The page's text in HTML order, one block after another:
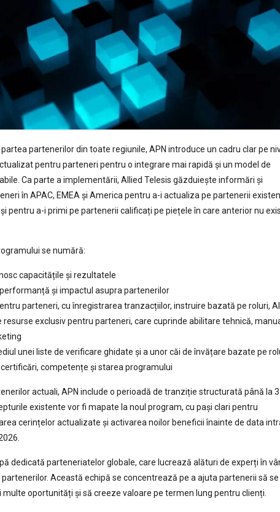
partenerilor din toate regiunile, APN introduce un cadru clar pe
pentru parteneri pentru o integrare mai rapidă și un model de
Ca parte a implementării, Allied Telesis găzduiește informări și
în APAC, EMEA și America pentru a-i actualiza pe partenerii
pentru a-i primi pe partenerii calificați pe piețele în care anterior nu
se numără:
capacitățile și rezultatele
și impactul asupra partenerilor
parteneri, cu înregistrarea tranzacțiilor, instruire bazată pe roluri,
resurse exclusiv pentru parteneri, care cuprinde abilitare tehnică,
unei liste de verificare ghidate și a unor căi de învățare bazate pe
competențe și starea programului
actuali, APN include o perioadă de tranziție structurată până la
existente vor fi mapate la noul program, cu pași clari pentru
cerințelor actualizate și activarea noilor beneficii înainte de data
dedicată parteneriatelor globale, care lucrează alături de experți în
Această echipă se concentrează pe a ajuta partenerii să se
oportunități și să creeze valoare pe termen lung pentru clienți.